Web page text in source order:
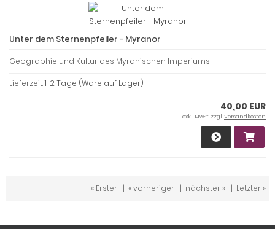
Unter dem Sternenpfeiler - Myranor
Geographie und Kultur des Myranischen Imperiums
Lieferzeit:1-2 Tage (Ware auf Lager)
40,00 EUR
exkl. MwSt. zzgl.Versandkosten
« Erster | « vorheriger | nächster » | Letzter »